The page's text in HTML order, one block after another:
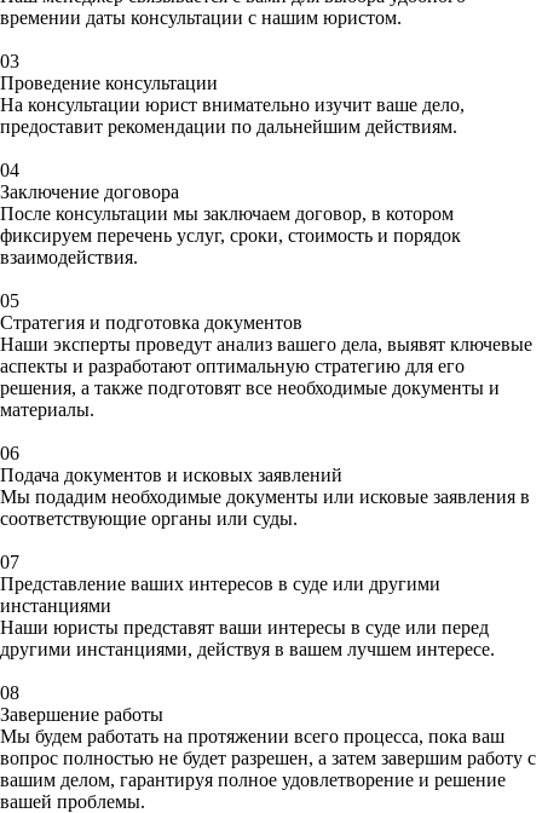
времении даты консультации с нашим юристом.
03
Проведение консультации
На консультации юрист внимательно изучит ваше дело,
предоставит рекомендации по дальнейшим действиям.
04
Заключение договора
После консультации мы заключаем договор, в котором
фиксируем перечень услуг, сроки, стоимость и порядок
взаимодействия.
05
Стратегия и подготовка документов
Наши эксперты проведут анализ вашего дела, выявят ключевые
аспекты и разработают оптимальную стратегию для его
решения, а также подготовят все необходимые документы и
материалы.
06
Подача документов и исковых заявлений
Мы подадим необходимые документы или исковые заявления в
соответствующие органы или суды.
07
Представление ваших интересов в суде или другими
инстанциями
Наши юристы представят ваши интересы в суде или перед
другими инстанциями, действуя в вашем лучшем интересе.
08
Завершение работы
Мы будем работать на протяжении всего процесса, пока ваш
вопрос полностью не будет разрешен, а затем завершим работу с
вашим делом, гарантируя полное удовлетворение и решение
вашей проблемы.